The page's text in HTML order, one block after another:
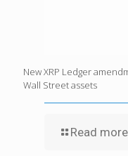
New XRP Ledger
Wall Street assets
Read more